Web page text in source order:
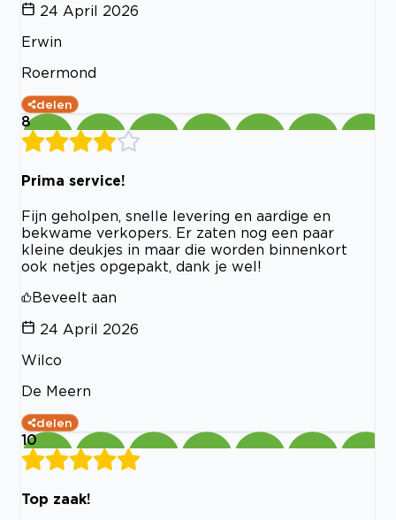
24 April 2026
Erwin
Roermond
delen
8
Prima service!
Fijn geholpen, snelle levering en aardige en
bekwame verkopers. Er zaten nog een paar
kleine deukjes in maar die worden binnenkort
ook netjes opgepakt, dank je wel!
Beveelt aan
24 April 2026
Wilco
De Meern
delen
10
Top zaak!